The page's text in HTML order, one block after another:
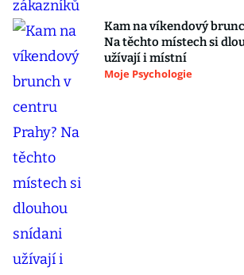
Kam na víkendový
Na těchto místech si
užívají i místní
Moje Psychologie